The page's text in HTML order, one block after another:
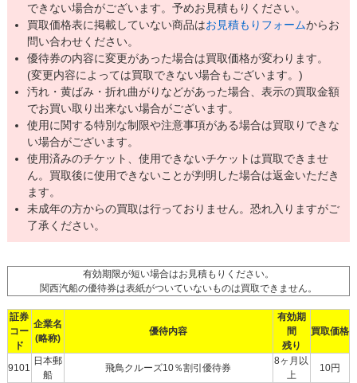
できない場合がございます。予めお見積もりください。
買取価格表に掲載していない商品はお見積もりフォームからお
問い合わせください。
優待券の内容に変更があった場合は買取価格が変わります。
(変更内容によっては買取できない場合もございます。)
汚れ・黄ばみ・折れ曲がりなどがあった場合、表示の買取金額
でお買い取り出来ない場合がございます。
使用に関する特別な制限や注意事項がある場合は買取りできな
い場合がございます。
使用済みのチケット、使用できないチケットは買取できませ
ん。買取後に使用できないことが判明した場合は返金いただき
ます。
未成年の方からの買取は行っておりません。恐れ入りますがご
了承ください。
有効期限が短い場合はお見積もりください。
関西汽船の優待券は表紙がついていないものは買取できません。
証券
コー
ド
企業名
(略称)
優待内容
有効期
間
残り
買取価格
9101
日本郵
船
飛鳥クルーズ10％割引優待券
8ヶ月以
上
10円